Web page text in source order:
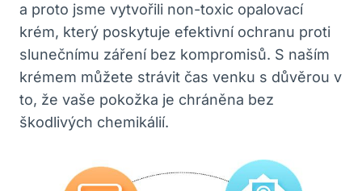
a proto jsme vytvořili non-toxic opalovací
krém, který poskytuje efektivní ochranu proti
slunečnímu záření bez kompromisů. S naším
krémem můžete strávit čas venku s důvěrou v
to, že vaše pokožka je chráněna bez
škodlivých chemikálií.